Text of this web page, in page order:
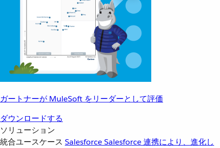
ガートナーが MuleSoft をリーダーとして評価
ダウンロードする
ソリューション
統合ユースケース SalesforceSalesforce 連携により、進化し